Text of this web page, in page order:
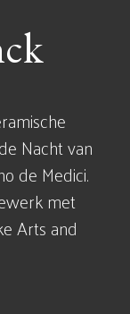
Nacht van
de Medici.
met
Arts and